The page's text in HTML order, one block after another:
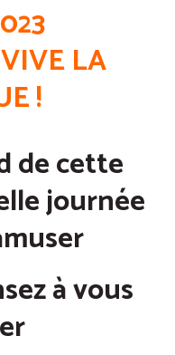
LA
!
de cette
journée
à vous